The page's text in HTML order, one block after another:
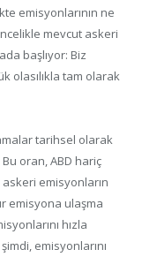
emisyonlarının ne
mevcut askeri
başlıyor: Biz
olasılıkla tam olarak
tarihsel olarak
Bu oran, ABD hariç
askeri emisyonların
emisyona ulaşma
hızla
emisyonlarını